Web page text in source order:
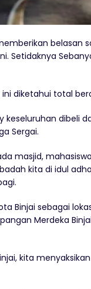
belasan
Setidaknya
diketahui total
keseluruhan dibeli
Sergai.
masjid,
kita di idul
Binjai sebagai
Merdeka
kita